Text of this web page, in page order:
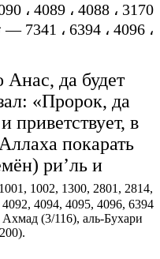
، 4096 ، 6394 ، 7341 — تحفة 1650
Анас, да будет
«Пророк, да
приветствует, в
покарать
ри’ль и
1002, 1300, 2801, 2814,
4094, 4095, 4096, 6394
(3/116), аль-Бухари